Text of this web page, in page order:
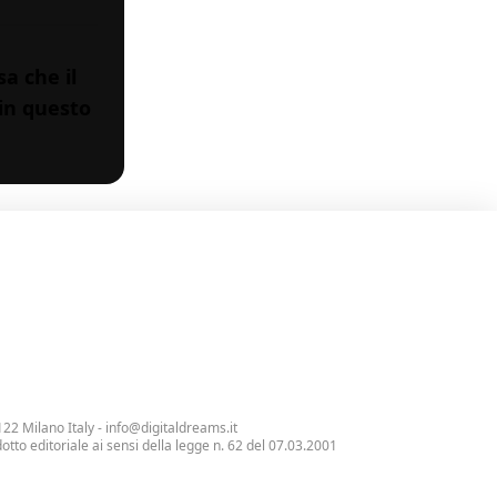
che il
questo
Milano Italy - info@digitaldreams.it
editoriale ai sensi della legge n. 62 del 07.03.2001